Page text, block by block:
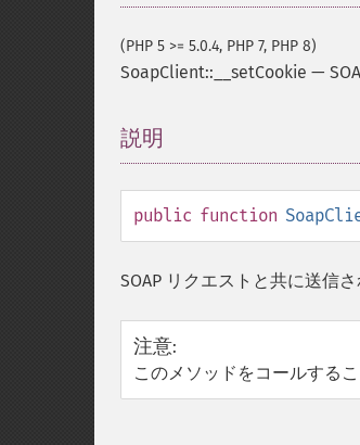
(PHP 5 >= 5.0.4, PHP 7, PHP 8)
SoapClient::__setCookie —
説明
public function
SOAP リクエストと共に送信
注意:
このメソッドをコールする